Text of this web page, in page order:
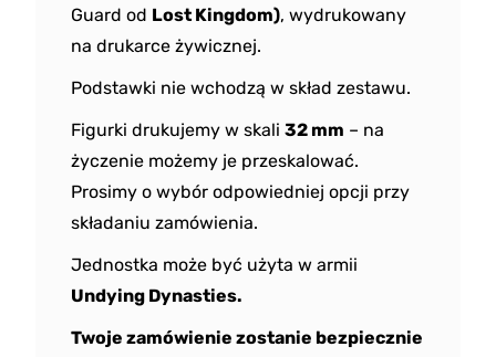
Guard od Lost Kingdom), wydrukowany
na drukarce żywicznej.
Podstawki nie wchodzą w skład zestawu.
Figurki drukujemy w skali 32 mm – na
życzenie możemy je przeskalować.
Prosimy o wybór odpowiedniej opcji przy
składaniu zamówienia.
Jednostka może być użyta w armii
Undying Dynasties.
Twoje zamówienie zostanie bezpiecznie